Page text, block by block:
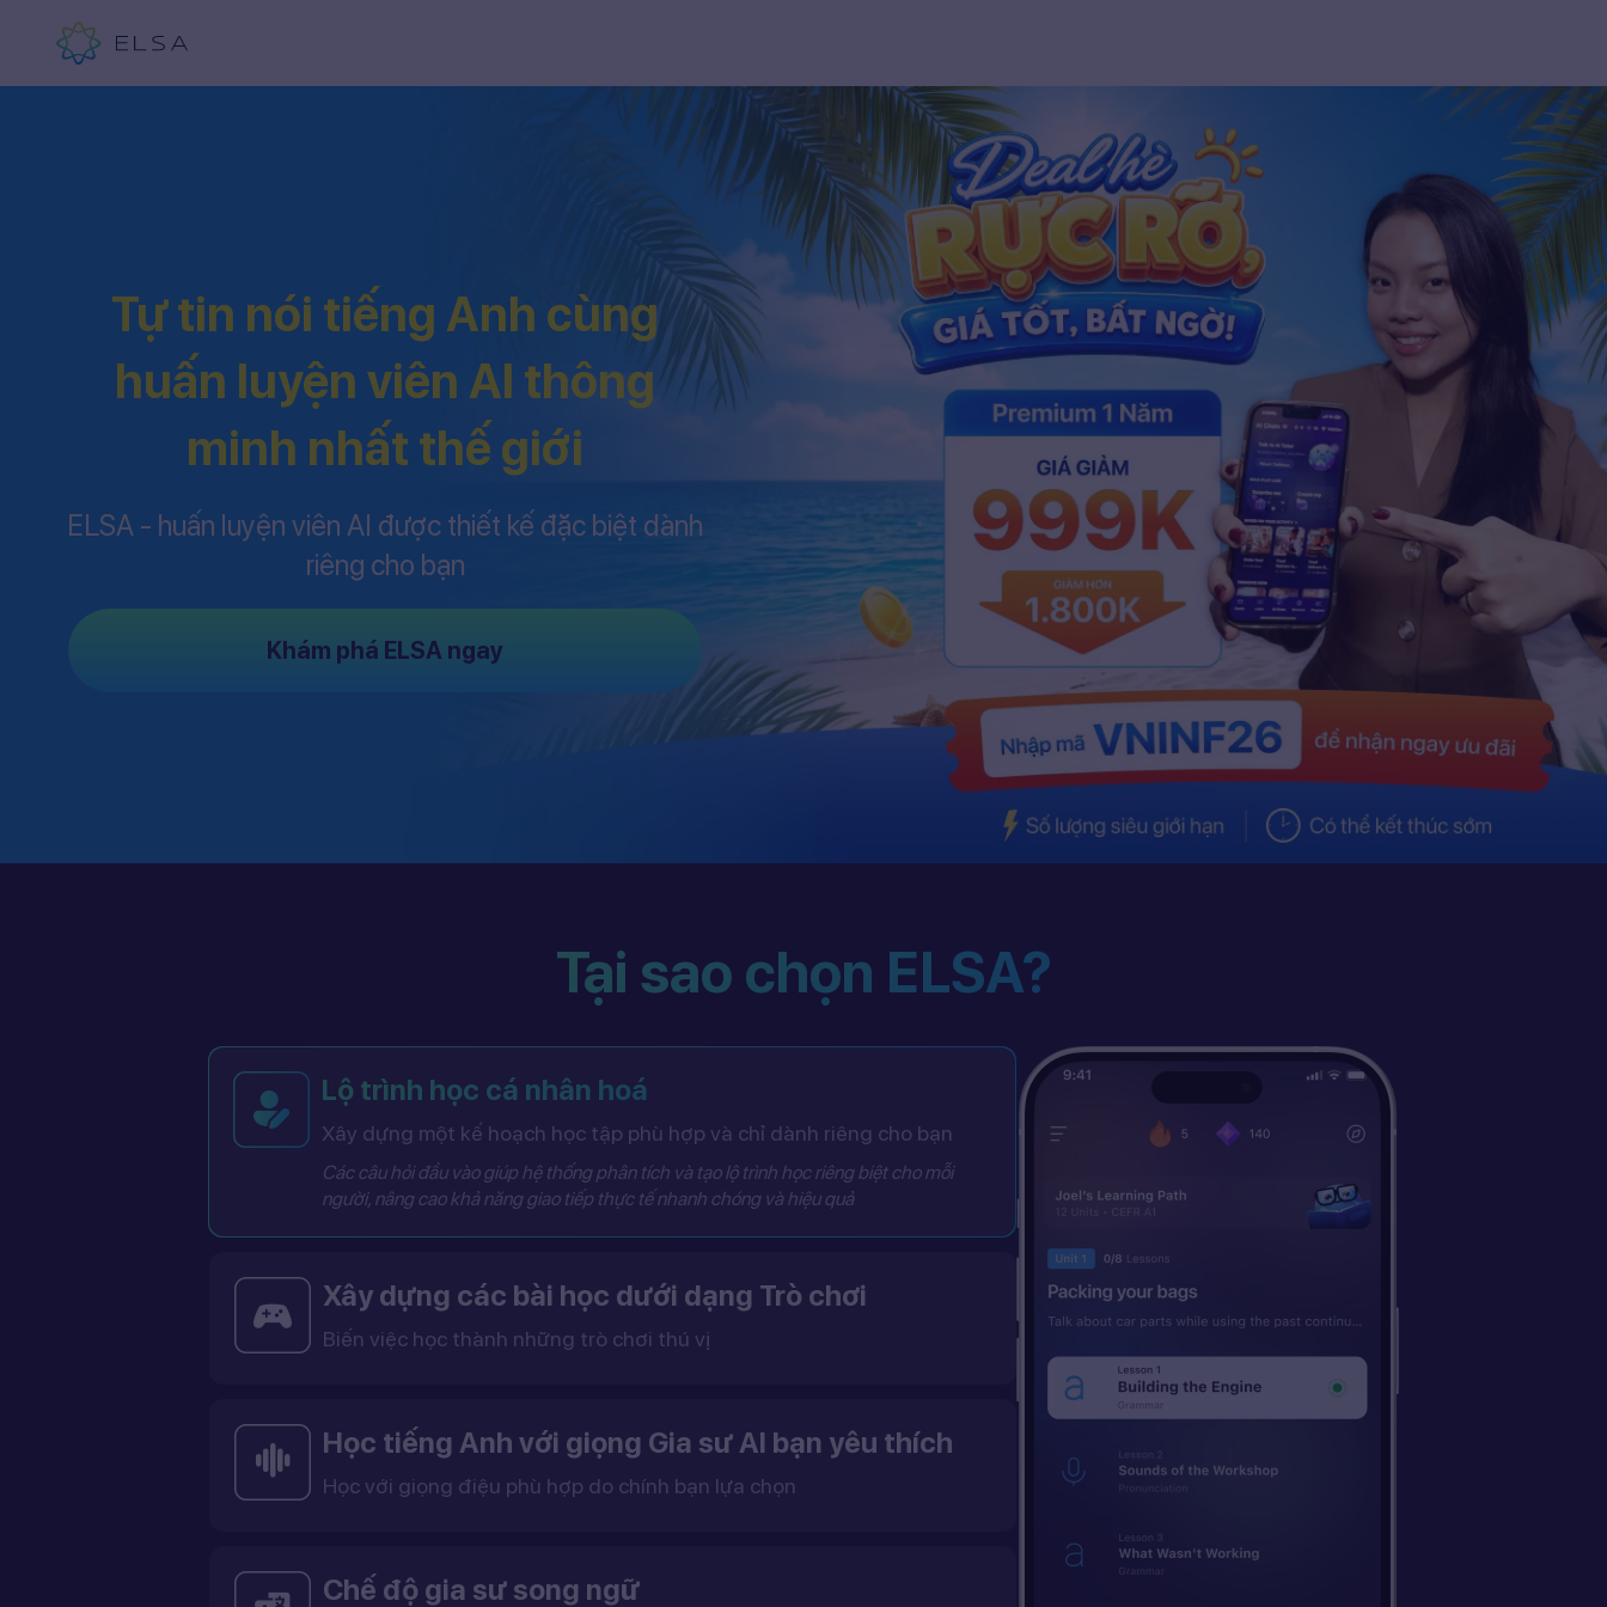
Tự tin nói tiếng Anh cùng
huấn luyện viên AI thông
minh nhất thế giới
ELSA - huấn luyện viên AI được thiết kế đặc biệt dành
riêng cho bạn
Khám phá ELSA ngay
Tại sao chọn ELSA?
Lộ trình học cá nhân hoá
Xây dựng một kế hoạch học tập phù hợp và chỉ dành riêng cho bạn
Các câu hỏi đầu vào giúp hệ thống phân tích và tạo lộ trình học riêng biệt cho mỗi
người, nâng cao khả năng giao tiếp thực tế nhanh chóng và hiệu quả
Xây dựng các bài học dưới dạng Trò chơi
Biến việc học thành những trò chơi thú vị
Học tiếng Anh với giọng Gia sư AI bạn yêu thích
Học với giọng điệu phù hợp do chính bạn lựa chọn
Chế độ gia sư song ngữ